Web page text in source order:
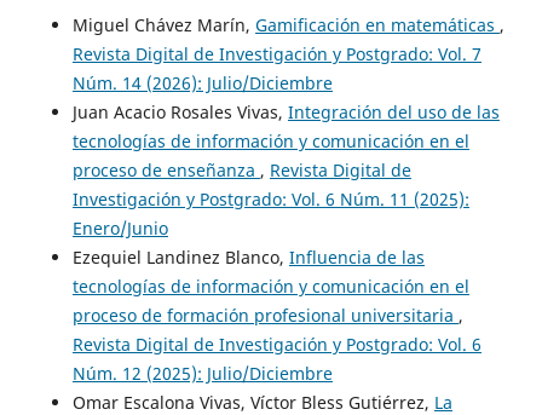
Miguel Chávez Marín, Gamificación en matemáticas ,
Revista Digital de Investigación y Postgrado: Vol. 7
Núm. 14 (2026): Julio/Diciembre
Juan Acacio Rosales Vivas, Integración del uso de las
tecnologías de información y comunicación en el
proceso de enseñanza , Revista Digital de
Investigación y Postgrado: Vol. 6 Núm. 11 (2025):
Enero/Junio
Ezequiel Landinez Blanco, Influencia de las
tecnologías de información y comunicación en el
proceso de formación profesional universitaria ,
Revista Digital de Investigación y Postgrado: Vol. 6
Núm. 12 (2025): Julio/Diciembre
Omar Escalona Vivas, Víctor Bless Gutiérrez, La